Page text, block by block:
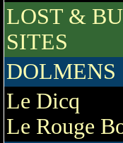
LOST &
SITES
DOLMENS
Le Dicq
Le Rouge